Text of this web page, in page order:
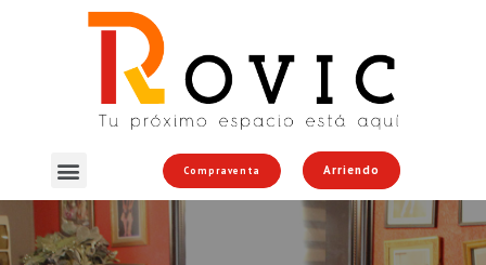
Compraventa Arriendo